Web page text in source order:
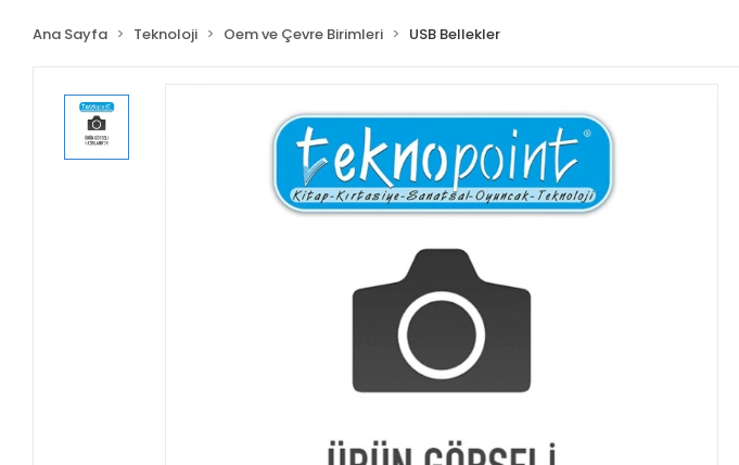
Ana Sayfa Teknoloji Oem ve Çevre Birimleri USB Bellekler